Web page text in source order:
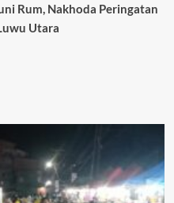
Rum, Nakhoda Peringatan
Utara